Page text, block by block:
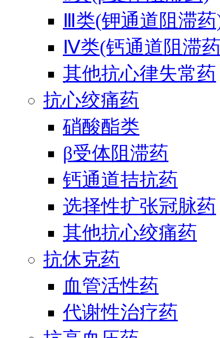
Ⅲ类(钾通道阻滞
Ⅳ类(钙通道阻滞
其他抗心律失常药
抗心绞痛药
硝酸酯类
β受体阻滞药
钙通道拮抗药
选择性扩张冠脉药
其他抗心绞痛药
抗休克药
血管活性药
代谢性治疗药